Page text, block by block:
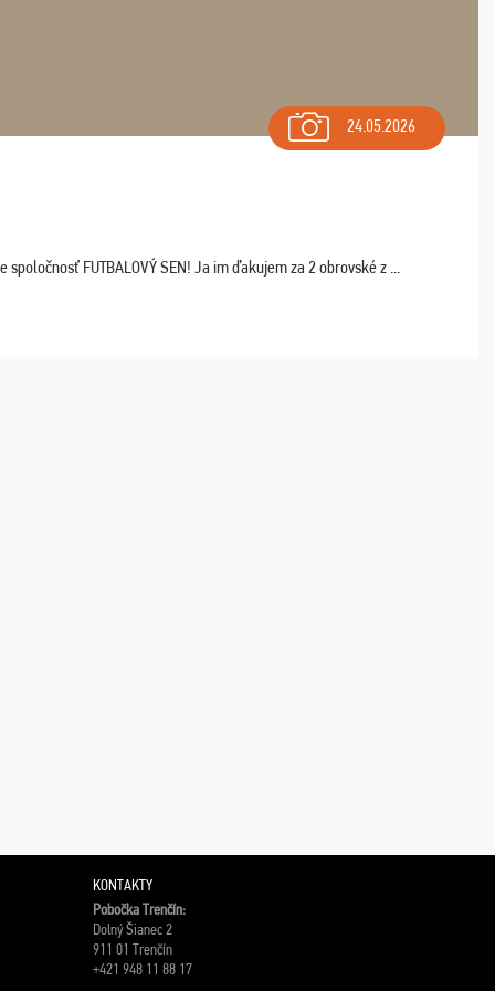
24.05.2026
FUTBALOVÝ SEN! Ja im ďakujem za 2 obrovské z ...
KONTAKTY
Pobočka Trenčín:
Dolný Šianec 2
911 01 Trenčín
+421 948 11 88 17